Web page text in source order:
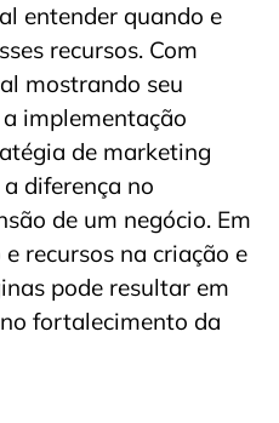
entender quando e
recursos. Com
mostrando seu
implementação
de marketing
diferença no
de um negócio. Em
recursos na criação e
pode resultar em
fortalecimento da